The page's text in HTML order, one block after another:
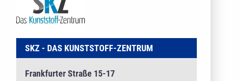
SKZ - DAS KUNSTSTOFF-ZENTRUM
Frankfurter Straße 15-17